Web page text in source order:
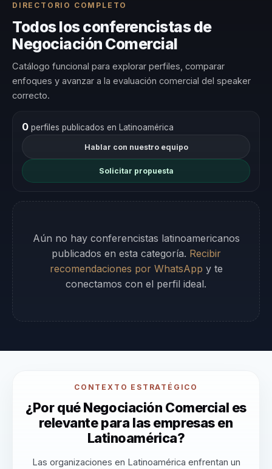
DIRECTORIO COMPLETO
Todos los conferencistas de
Negociación Comercial
Catálogo funcional para explorar perfiles, comparar
enfoques y avanzar a la evaluación comercial del speaker
correcto.
0perfiles publicados en Latinoamérica
Hablar con nuestro equipo
Solicitar propuesta
Aún no hay conferencistas latinoamericanos
publicados en esta categoría. Recibir
recomendaciones por WhatsApp y te
conectamos con el perfil ideal.
CONTEXTO ESTRATÉGICO
¿Por qué Negociación Comercial es
relevante para las empresas en
Latinoamérica?
Las organizaciones en Latinoamérica enfrentan un